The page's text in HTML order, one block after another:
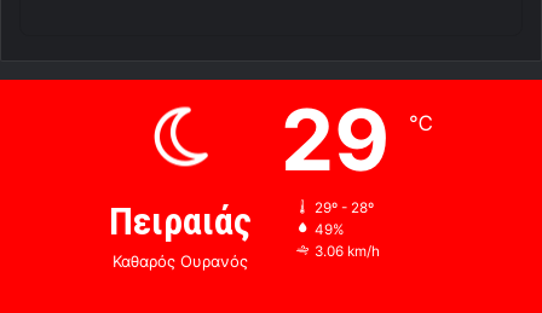
Πειραιάς
Καθαρός Ουρανός
29 ℃
29º - 28º
49%
3.06 km/h